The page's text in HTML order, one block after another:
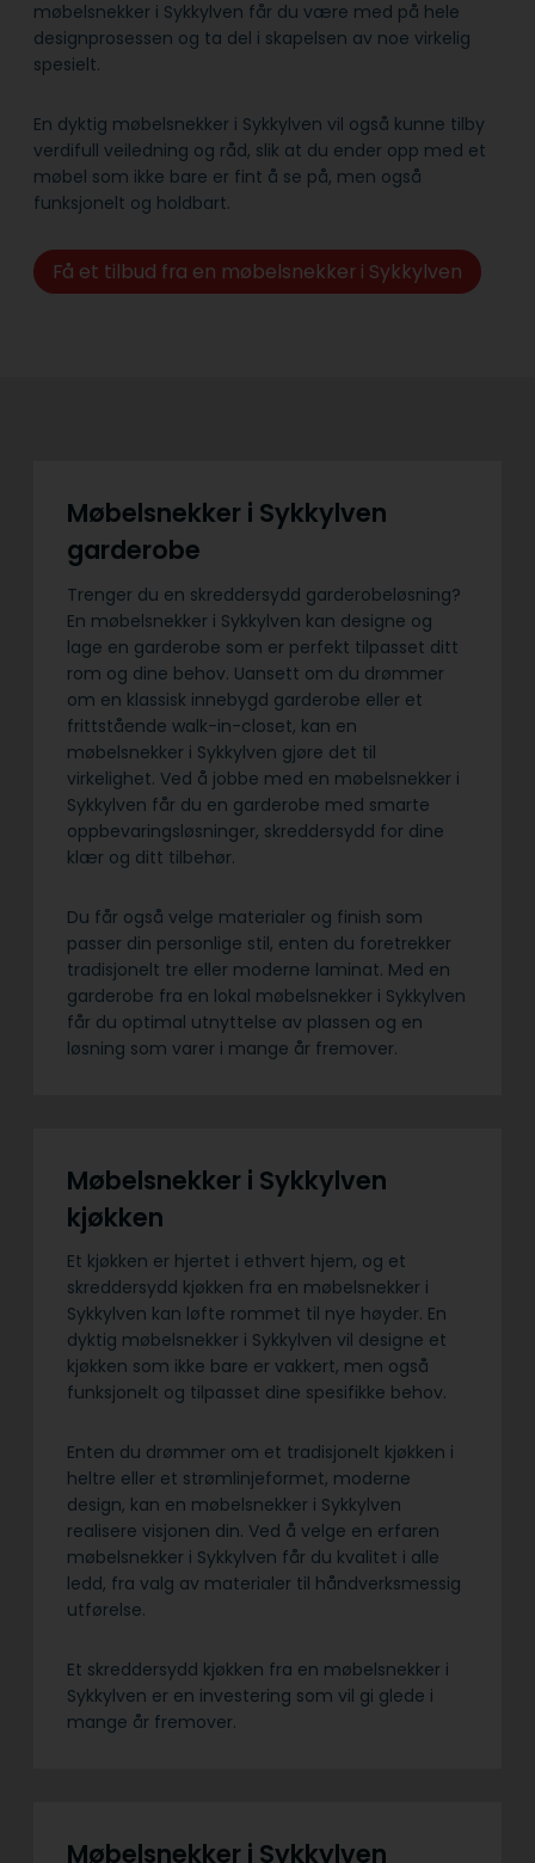
møbelsnekker i Sykkylven får du være med på hele
designprosessen og ta del i skapelsen av noe virkelig
spesielt.
En dyktig møbelsnekker i Sykkylven vil også kunne tilby
verdifull veiledning og råd, slik at du ender opp med et
møbel som ikke bare er fint å se på, men også
funksjonelt og holdbart.
Få et tilbud fra en møbelsnekker i Sykkylven
Møbelsnekker i Sykkylven
garderobe
Trenger du en skreddersydd garderobeløsning?
En møbelsnekker i Sykkylven kan designe og
lage en garderobe som er perfekt tilpasset ditt
rom og dine behov. Uansett om du drømmer
om en klassisk innebygd garderobe eller et
frittstående walk-in-closet, kan en
møbelsnekker i Sykkylven gjøre det til
virkelighet. Ved å jobbe med en møbelsnekker i
Sykkylven får du en garderobe med smarte
oppbevaringsløsninger, skreddersydd for dine
klær og ditt tilbehør.
Du får også velge materialer og finish som
passer din personlige stil, enten du foretrekker
tradisjonelt tre eller moderne laminat. Med en
garderobe fra en lokal møbelsnekker i Sykkylven
får du optimal utnyttelse av plassen og en
løsning som varer i mange år fremover.
Møbelsnekker i Sykkylven
kjøkken
Et kjøkken er hjertet i ethvert hjem, og et
skreddersydd kjøkken fra en møbelsnekker i
Sykkylven kan løfte rommet til nye høyder. En
dyktig møbelsnekker i Sykkylven vil designe et
kjøkken som ikke bare er vakkert, men også
funksjonelt og tilpasset dine spesifikke behov.
Enten du drømmer om et tradisjonelt kjøkken i
heltre eller et strømlinjeformet, moderne
design, kan en møbelsnekker i Sykkylven
realisere visjonen din. Ved å velge en erfaren
møbelsnekker i Sykkylven får du kvalitet i alle
ledd, fra valg av materialer til håndverksmessig
utførelse.
Et skreddersydd kjøkken fra en møbelsnekker i
Sykkylven er en investering som vil gi glede i
mange år fremover.
Møbelsnekker i Sykkylven